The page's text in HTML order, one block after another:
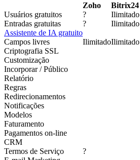
Zoho
Bitrix24
Usuários gratuitos
?
Ilimitado
Entradas gratuitas
?
Ilimitado
Assistente de IA gratuito
Campos livres
IlimitadoIlimitado
Criptografia SSL
Customização
Incorporar / Público
Relatório
Regras
Redirecionamentos
Notificações
Modelos
Faturamento
Pagamentos on-line
CRM
Termos de Serviço
?